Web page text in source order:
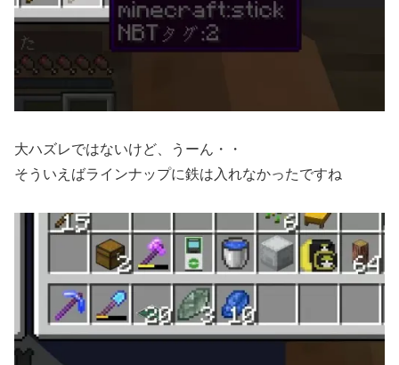
大ハズレではないけど、うーん・・
そういえばラインナップに鉄は入れなかったですね